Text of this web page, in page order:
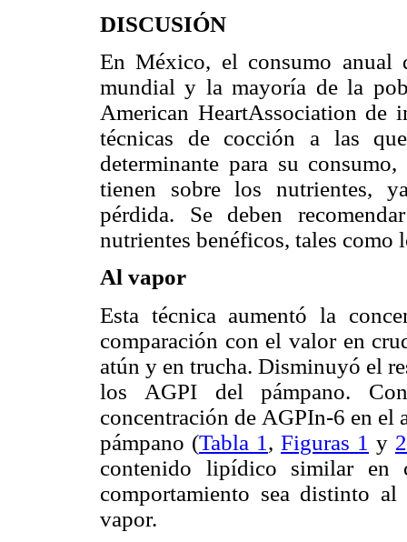
DISCUSIÓN
En México, el consumo anual
mundial y la mayoría de la
American HeartAssociation de
técnicas de cocción a las
determinante para su
tienen sobre los nutrientes,
pérdida. Se deben
nutrientes benéficos, tales como
Al vapor
Esta técnica aumentó la
comparación con el valor en
atún y en trucha. Disminuyó el
los AGPI del pámpano.
concentración de AGPIn-6 en el
pámpano (Tabla 1 , Figuras 1 y 2
contenido lipídico similar
comportamiento sea distinto
vapor.